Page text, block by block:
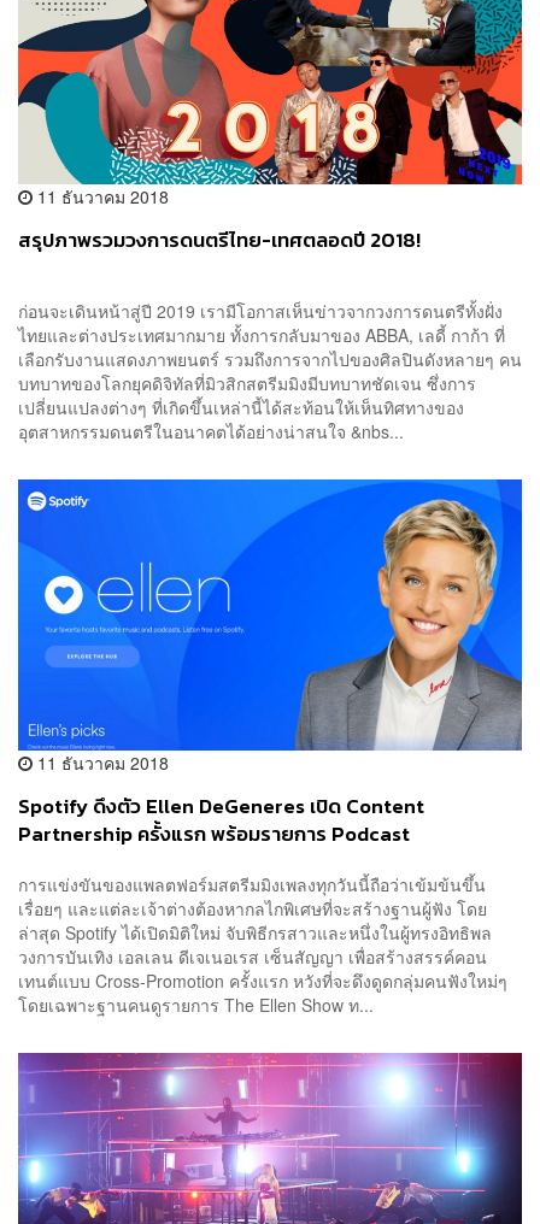
11 ธันวาคม 2018
สรุปภาพรวมวงการดนตรีไทย-เทศตลอดปี 2018!
ก่อนจะเดินหน้าสู่ปี 2019 เรามีโอกาสเห็นข่าวจากวงการดนตรีทั้งฝั่ง
ไทยและต่างประเทศมากมาย ทั้งการกลับมาของ ABBA, เลดี้ กาก้า ที่
เลือกรับงานแสดงภาพยนตร์ รวมถึงการจากไปของศิลปินดังหลายๆ คน
บทบาทของโลกยุคดิจิทัลที่มิวสิกสตรีมมิงมีบทบาทชัดเจน ซึ่งการ
เปลี่ยนแปลงต่างๆ ที่เกิดขึ้นเหล่านี้ได้สะท้อนให้เห็นทิศทางของ
อุตสาหกรรมดนตรีในอนาคตได้อย่างน่าสนใจ &nbs...
11 ธันวาคม 2018
Spotify ดึงตัว Ellen DeGeneres เปิด Content
Partnership ครั้งแรก พร้อมรายการ Podcast
การแข่งขันของแพลตฟอร์มสตรีมมิงเพลงทุกวันนี้ถือว่าเข้มข้นขึ้น
เรื่อยๆ และแต่ละเจ้าต่างต้องหากลไกพิเศษที่จะสร้างฐานผู้ฟัง โดย
ล่าสุด Spotify ได้เปิดมิติใหม่ จับพิธีกรสาวและหนึ่งในผู้ทรงอิทธิพล
วงการบันเทิง เอลเลน ดีเจเนอเรส เซ็นสัญญา เพื่อสร้างสรรค์คอน
เทนต์แบบ Cross-Promotion ครั้งแรก หวังที่จะดึงดูดกลุ่มคนฟังใหม่ๆ
โดยเฉพาะฐานคนดูรายการ The Ellen Show ท...